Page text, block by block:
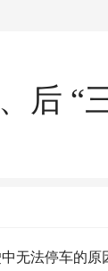
后 “
无法停车的原